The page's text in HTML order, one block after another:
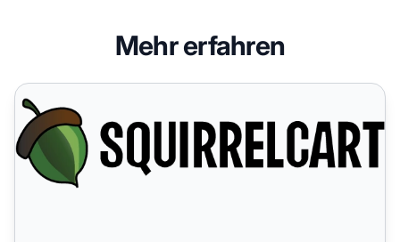
Mehr erfahren
SquirrelCart